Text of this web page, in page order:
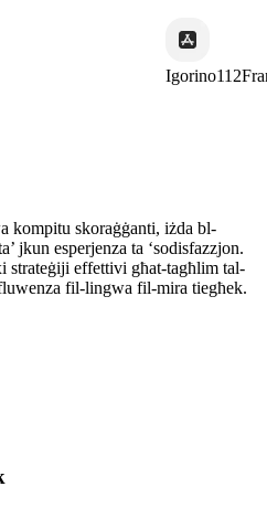
Igorino112France
kompitu skoraġġanti, iżda bl-
jkun esperjenza ta ‘sodisfazzjon.
strateġiji effettivi għat-tagħlim tal-
fil-lingwa fil-mira tiegħek.